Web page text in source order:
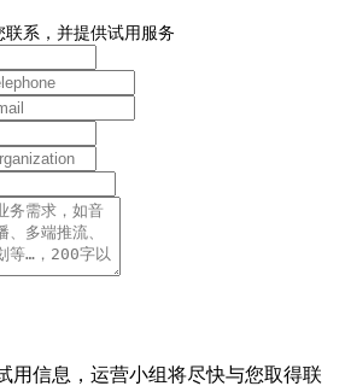
系，并提供试用服务
用信息，运营小组将尽快与您取得联